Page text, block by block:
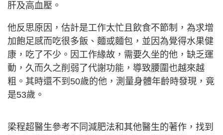
肝及高血壓。
他反思原因，估計是工作太忙且飲食不節制，為求增
加飽足感而吃很多飯、麵或麵包，並因為覺得水果健
康，吃了不少。因工作緣故，需要久坐的他，缺乏運
動，久而久之削弱了代謝功能，導致腰圍也越來越
粗。其時還不到50歲的他，測量身體年齡時發現，竟
是53歲。
梁程超醫生參考不同減肥法和其他醫生的著作，找到